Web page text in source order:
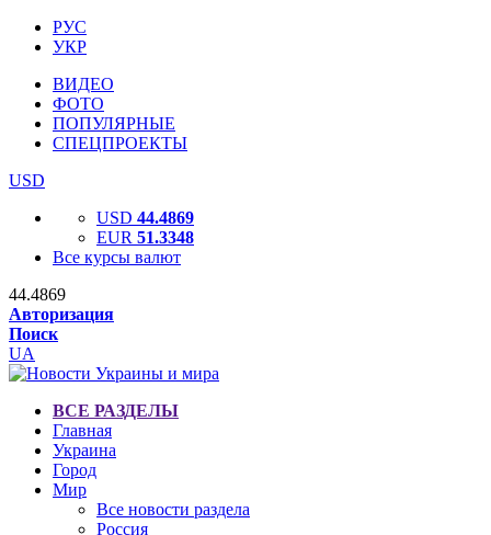
РУС
УКР
ВИДЕО
ФОТО
ПОПУЛЯРНЫЕ
СПЕЦПРОЕКТЫ
USD
USD 44.4869
EUR 51.3348
Все курсы валют
44.4869
Авторизация
Поиск
UA
ВСЕ РАЗДЕЛЫ
Главная
Украина
Город
Мир
Все новости раздела
Россия